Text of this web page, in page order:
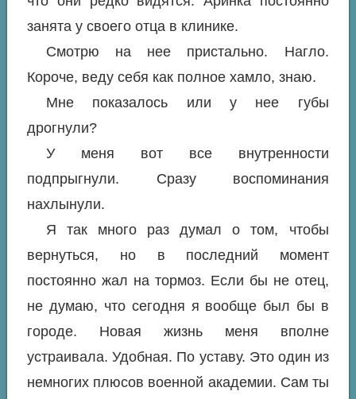
занята у своего отца в клинике.
Смотрю на нее пристально. Нагло.
Короче, веду себя как полное хамло, знаю.
Мне показалось или у нее губы
дрогнули?
У меня вот все внутренности
подпрыгнули. Сразу воспоминания
нахлынули.
Я так много раз думал о том, чтобы
вернуться, но в последний момент
постоянно жал на тормоз. Если бы не отец,
не думаю, что сегодня я вообще был бы в
городе. Новая жизнь меня вполне
устраивала. Удобная. По уставу. Это один из
немногих плюсов военной академии. Сам ты